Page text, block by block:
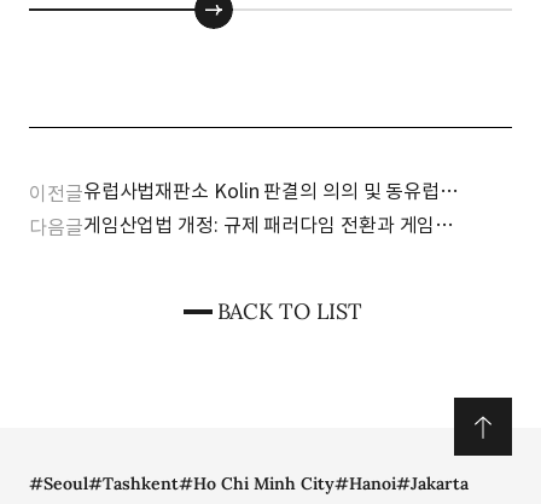
이전글유럽사법재판소 Kolin 판결의 의의 및 동유럽
건설시장에 미치는 영향
BACK TO LIST
다음글게임산업법 개정: 규제 패러다임 전환과 게임
#Seoul#Tashkent#Ho Chi Minh City#Hanoi#Jakarta